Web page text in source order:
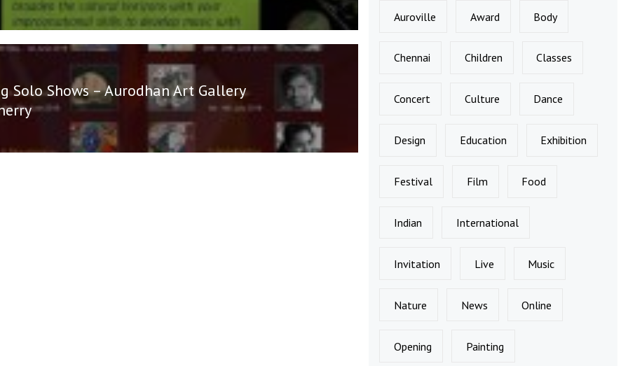
Solo Shows – Aurodhan Art Gallery
Auroville Award Body
Chennai Children Classes
Concert Culture Dance
Design Education Exhibition
Festival Film Food
Indian International
Invitation Live Music
Nature News Online
Opening Painting